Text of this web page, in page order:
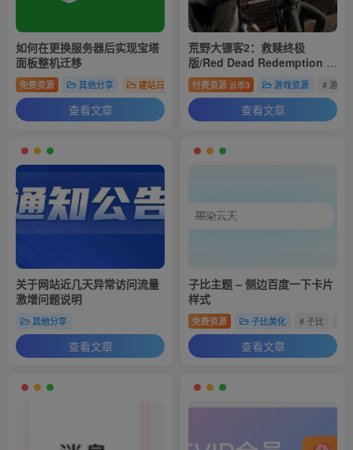
如何在更换服务器后实现宝塔
面板整机迁移
免费资源 其他分享 建站日记 # 网站 # 代码 # 宝塔
查看文章
荒野大镖客2：救赎终极
版/Red Dead Redemption 2:
Ultimate Edition
付费资源 云币3 游戏资源 # 游戏
查看文章
关于网站近几天异常访问流量
激增问题说明
其他分享
查看文章
子比主题 – 侧边百度一下卡片
样式
免费资源 子比美化 # 子比
查看文章